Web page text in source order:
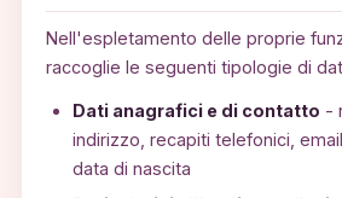
Nell'espletamento delle proprie
raccoglie le seguenti tipologie di
Dati anagrafici e di contatto -
indirizzo, recapiti telefonici,
data di nascita